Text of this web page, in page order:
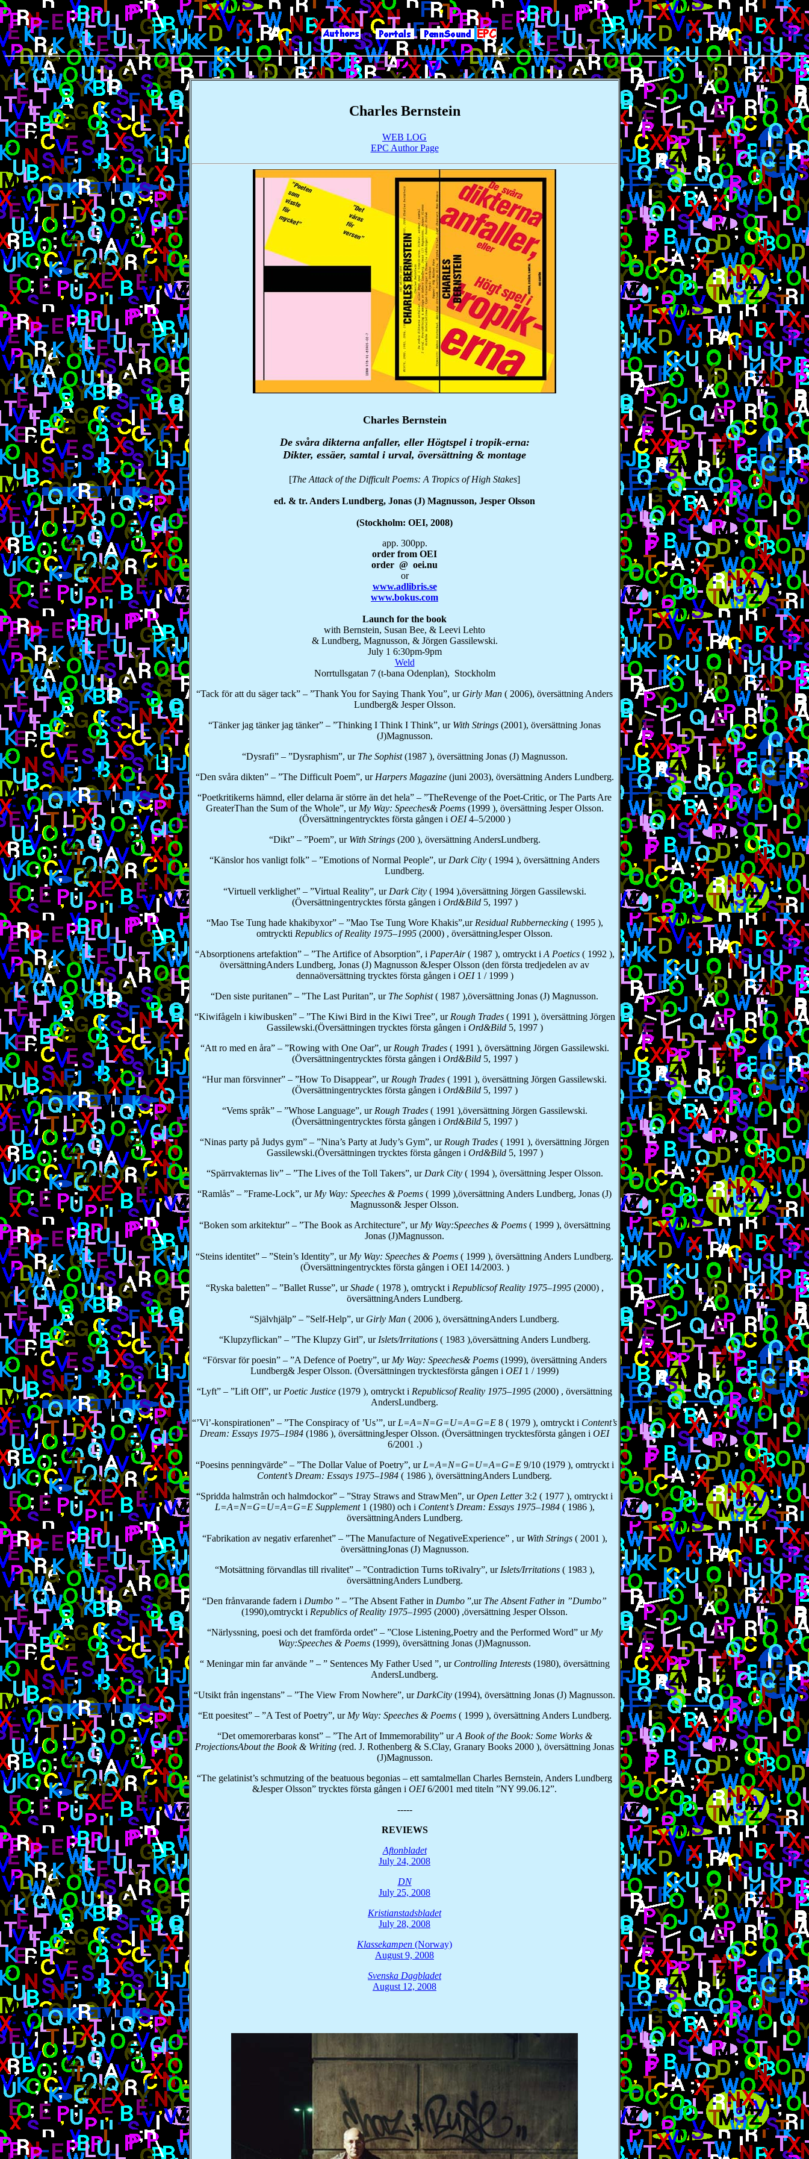
| ||| ||
Charles Bernstein
WEB LOG
EPC Author Page
Charles Bernstein
De svåra dikterna anfaller, eller Högtspel i tropik-erna:
Dikter, essäer, samtal i urval, översättning & montage
[The Attack of the Difficult Poems: A Tropics of High Stakes]
ed. & tr. Anders Lundberg, Jonas (J) Magnusson, Jesper Olsson
(Stockholm: OEI, 2008)
app. 300pp.
order from OEI
order @ oei.nu
or
www.adlibris.se
www.bokus.com
Launch for the book
with Bernstein, Susan Bee, & Leevi Lehto
& Lundberg, Magnusson, & Jörgen Gassilewski.
July 1 6:30pm-9pm
Weld
Norrtullsgatan 7 (t-bana Odenplan), Stockholm
“Tack för att du säger tack” – ”Thank You for Saying Thank You”, ur Girly Man ( 2006), översättning Anders
Lundberg& Jesper Olsson.
“Tänker jag tänker jag tänker” – ”Thinking I Think I Think”, ur With Strings (2001), översättning Jonas
(J)Magnusson.
“Dysrafi” – ”Dysraphism”, urThe Sophist(1987 ), översättning Jonas (J) Magnusson.
“Den svåra dikten” – ”The Difficult Poem”, urHarpers Magazine(juni 2003), översättning Anders Lundberg.
“Poetkritikerns hämnd, eller delarna är större än det hela” – ”TheRevenge of the Poet-Critic, or The Parts Are
GreaterThan the Sum of the Whole”, urMy Way: Speeches& Poems (1999 ), översättning Jesper Olsson.
(Översättningentrycktes första gången i OEI4–5/2000 )
“Dikt” – ”Poem”, urWith Strings (200 ), översättning AndersLundberg.
“Känslor hos vanligt folk” – ”Emotions of Normal People”, urDarkCity ( 1994 ), översättning Anders
Lundberg.
“Virtuell verklighet” – ”Virtual Reality”, ur DarkCity( 1994 ),översättning Jörgen Gassilewski.
(Översättningentrycktes första gången i Ord&Bild 5, 1997 )
“Mao Tse Tung hade khakibyxor” – ”Mao Tse Tung Wore Khakis”,ur Residual Rubbernecking ( 1995 ),
omtryckti Republics of Reality 1975–1995 (2000) , översättningJesper Olsson.
“Absorptionens artefaktion” – ”The Artifice of Absorption”, i PaperAir( 1987 ), omtryckt i A Poetics ( 1992 ),
översättningAnders Lundberg, Jonas (J) Magnusson &Jesper Olsson (den första tredjedelen av av
dennaöversättning trycktes första gången i OEI 1 / 1999 )
“Den siste puritanen” – ”The Last Puritan”, urThe Sophist( 1987 ),översättning Jonas (J) Magnusson.
“Kiwifågeln i kiwibusken” – ”The Kiwi Bird in the Kiwi Tree”, urRough Trades ( 1991 ), översättning Jörgen
Gassilewski.(Översättningen trycktes första gången i Ord&Bild 5, 1997 )
“Att ro med en åra” – ”Rowing with One Oar”, urRough Trades( 1991 ), översättning Jörgen Gassilewski.
(Översättningentrycktes första gången i Ord&Bild 5, 1997 )
“Hur man försvinner” – ”How To Disappear”, urRough Trades ( 1991 ), översättning Jörgen Gassilewski.
(Översättningentrycktes första gången i Ord&Bild 5, 1997 )
“Vems språk” – ”Whose Language”, urRough Trades ( 1991 ),översättning Jörgen Gassilewski.
(Översättningentrycktes första gången i Ord&Bild 5, 1997 )
“Ninas party på Judys gym” – ”Nina’s Party at Judy’s Gym”, urRough Trades ( 1991 ), översättning Jörgen
Gassilewski.(Översättningen trycktes första gången i Ord&Bild 5, 1997 )
“Spärrvakternas liv” – ”The Lives of the Toll Takers”, ur DarkCity( 1994 ), översättning Jesper Olsson.
“Ramlås” – ”Frame-Lock”, urMy Way: Speeches & Poems ( 1999 ),översättning Anders Lundberg, Jonas (J)
Magnusson& Jesper Olsson.
“Boken som arkitektur” – ”The Book as Architecture”, ur My Way:Speeches & Poems ( 1999 ), översättning
Jonas (J)Magnusson.
“Steins identitet” – ”Stein’s Identity”, ur My Way: Speeches & Poems ( 1999 ), översättning Anders Lundberg.
(Översättningentrycktes första gången i OEI 14/2003. )
“Ryska baletten” – ”Ballet Russe”, urShade ( 1978 ), omtryckt i Republicsof Reality 1975–1995 (2000) ,
översättningAnders Lundberg.
“Självhjälp” – ”Self-Help”, ur Girly Man ( 2006 ), översättningAnders Lundberg.
“Klupzyflickan” – ”The Klupzy Girl”, ur Islets/Irritations ( 1983 ),översättning Anders Lundberg.
“Försvar för poesin” – ”A Defence of Poetry”, ur My Way: Speeches& Poems (1999), översättning Anders
Lundberg& Jesper Olsson. (Översättningen trycktesförsta gången i OEI 1 / 1999)
“Lyft” – ”Lift Off”, ur Poetic Justice (1979 ), omtryckt i Republicsof Reality 1975–1995 (2000) , översättning
AndersLundberg.
“’Vi’-konspirationen” – ”The Conspiracy of ’Us’”, urL=A=N=G=U=A=G=E 8 ( 1979 ), omtryckt i Content’s
Dream: Essays 1975–1984 (1986 ), översättningJesper Olsson. (Översättningen trycktesförsta gången i OEI
6/2001 .)
“Poesins penningvärde” – ”The Dollar Value of Poetry”, urL=A=N=G=U=A=G=E 9/10 (1979 ), omtryckt i
Content’s Dream: Essays 1975–1984 ( 1986 ), översättningAnders Lundberg.
“Spridda halmstrån och halmdockor” – ”Stray Straws and StrawMen”, urOpen Letter3:2 ( 1977 ), omtryckt i
L=A=N=G=U=A=G=E Supplement 1 (1980) och i Content’s Dream: Essays 1975–1984 ( 1986 ),
översättningAnders Lundberg.
“Fabrikation av negativ erfarenhet” – ”The Manufacture of NegativeExperience” , ur With Strings ( 2001 ),
översättningJonas (J) Magnusson.
“Motsättning förvandlas till rivalitet” – ”Contradiction Turns toRivalry”, ur Islets/Irritations ( 1983 ),
översättningAnders Lundberg.
“Den frånvarande fadern i Dumbo ” – ”The Absent Father in Dumbo ”,ur The Absent Father in ”Dumbo”
(1990),omtryckt i Republics of Reality 1975–1995 (2000) ,översättning Jesper Olsson.
“Närlyssning, poesi och det framförda ordet” – ”Close Listening,Poetry and the Performed Word” ur My
Way:Speeches & Poems (1999), översättning Jonas (J)Magnusson.
“ Meningar min far använde ” – ” Sentences My Father Used ”, urControlling Interests (1980), översättning
AndersLundberg.
“Utsikt från ingenstans” – ”The View From Nowhere”, ur DarkCity (1994), översättning Jonas (J) Magnusson.
“Ett poesitest” – ”A Test of Poetry”, ur My Way: Speeches & Poems( 1999 ), översättning Anders Lundberg.
“Det omemorerbaras konst” – ”The Art of Immemorability” urA Book of the Book: Some Works &
ProjectionsAbout the Book & Writing (red. J. Rothenberg & S.Clay, Granary Books 2000 ), översättning Jonas
(J)Magnusson.
“The gelatinist’s schmutzing of the beatuous begonias – ett samtalmellan Charles Bernstein, Anders Lundberg
&Jesper Olsson” trycktes första gången i OEI6/2001 med titeln ”NY 99.06.12”.
-----
REVIEWS
Aftonbladet
July 24, 2008
DN
July 25, 2008
Kristianstadsbladet
July 28, 2008
Klassekampen (Norway)
August 9, 2008
Svenska Dagbladet
August 12, 2008